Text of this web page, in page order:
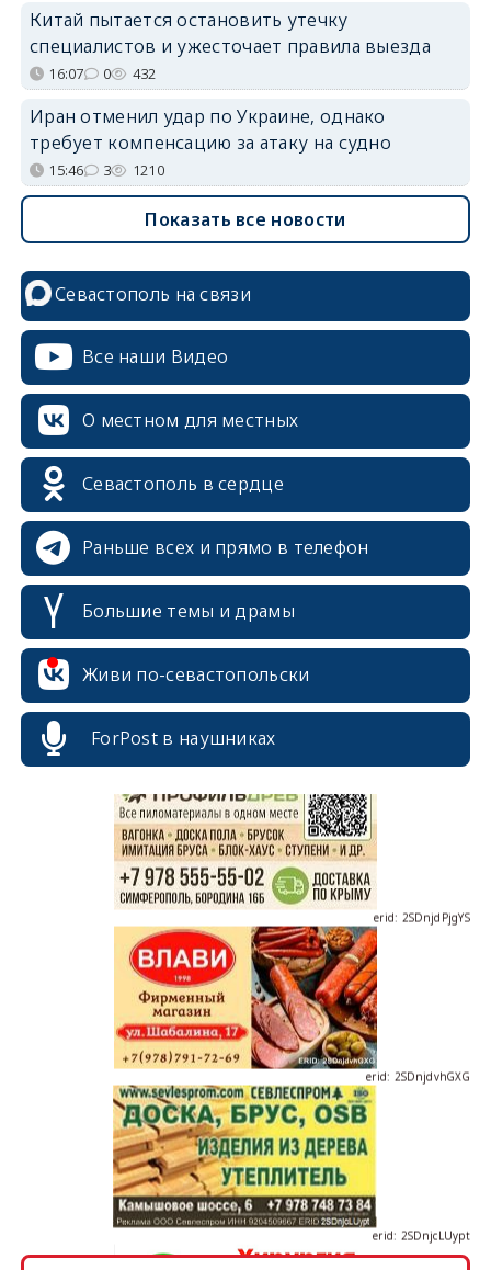
Китай пытается остановить утечку
специалистов и ужесточает правила выезда
16:07 0 432
Иран отменил удар по Украине, однако
требует компенсацию за атаку на судно
15:46 3 1210
Показать все новости
Севастополь на связи
Все наши Видео
О местном для местных
Севастополь в сердце
Раньше всех и прямо в телефон
Большие темы и драмы
Живи по-севастопольски
ForPost в наушниках
erid: 2SDnjdPjgYS
erid: 2SDnjdvhGXG